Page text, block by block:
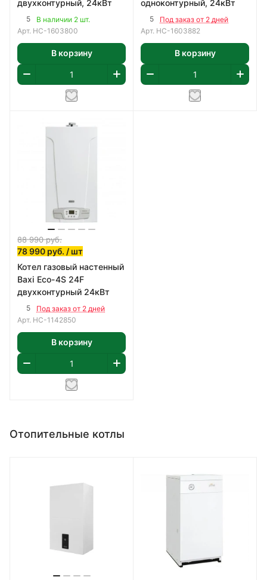
двухконтурный, 24кВт
5
В наличии 2 шт.
Арт. НС-1603800
В корзину
одноконтурный, 24кВт
5
Под заказ от 2 дней
Арт. НС-1603882
В корзину
88 990руб.
78 990 руб. / шт
Котел газовый настенный
Baxi Eco-4S 24F
двухконтурный 24кВт
5
Под заказ от 2 дней
Арт. НС-1142850
В корзину
Отопительные котлы